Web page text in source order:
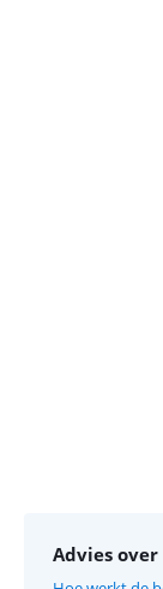
Advies